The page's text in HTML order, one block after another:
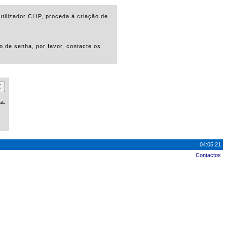
CLIP, proceda à criação de
de senha, por favor, contacte os
04:05:21
Contactos